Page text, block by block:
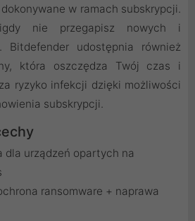
w ramach subskrypcji.
nie przegapisz nowych i
Bitdefender udostępnia również
która oszczędza Twój czas i
ryzyko infekcji dzięki możliwości
subskrypcji.
dla urządzeń opartych na
ransomware + naprawa